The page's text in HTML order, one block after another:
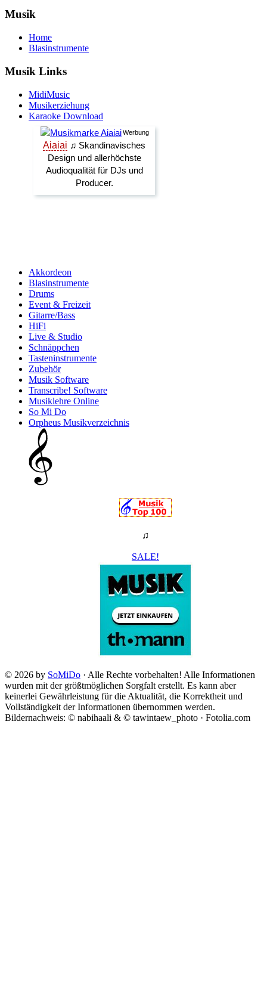
Musik
Home
Blasinstrumente
Musik Links
MidiMusic
Musikerziehung
Karaoke Download
Akkordeon
Blasinstrumente
Drums
Event & Freizeit
Gitarre/Bass
HiFi
Live & Studio
Schnäppchen
Tasteninstrumente
Zubehör
Musik Software
Transcribe! Software
Musiklehre Online
So Mi Do
Orpheus Musikverzeichnis
♫
SALE!
© 2026 by SoMiDo · Alle Rechte vorbehalten! Alle Informationen
wurden mit der größtmöglichen Sorgfalt erstellt. Es kann aber
keinerlei Gewährleistung für die Aktualität, die Korrektheit und
Vollständigkeit der Informationen übernommen werden.
Bildernachweis: © nabihaali & © tawintaew_photo · Fotolia.com